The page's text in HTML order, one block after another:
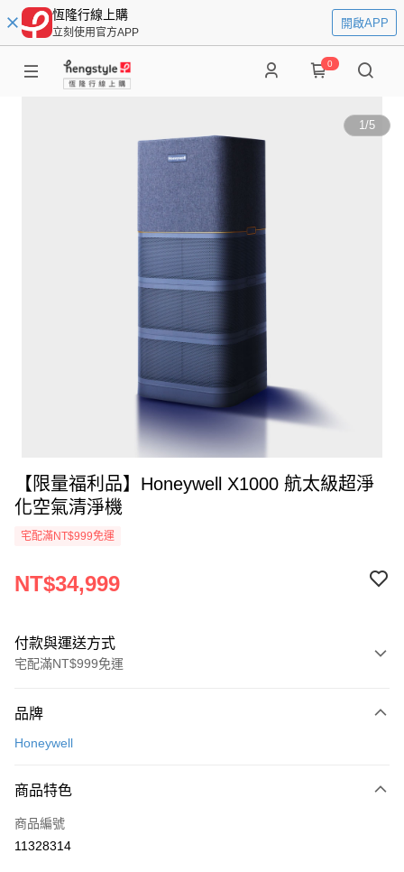
恆隆行線上購
立刻使用官方APP
開啟APP
0
1/5
【限量福利品】Honeywell X1000 航太級超淨
化空氣清淨機
宅配滿NT$999免運
NT$34,999
付款與運送方式
宅配滿NT$999免運
信用卡一次付款
3 期 0 利率 每期
合作金庫商業銀行
上海商業儲蓄銀行
合作金庫商業銀行
即享券
品牌
Honeywell
商品特色
商品編號
11328314